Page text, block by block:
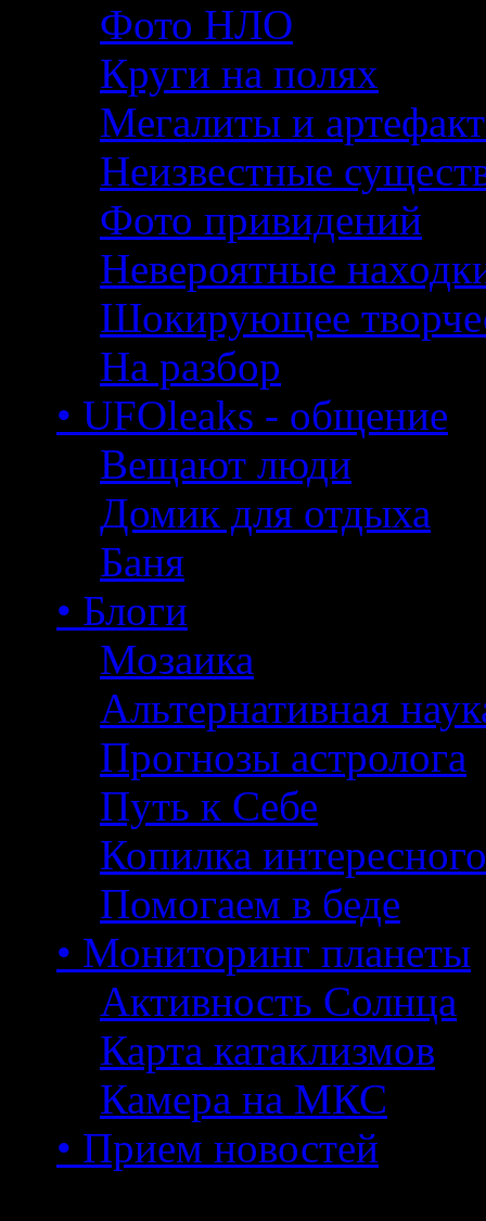
Фото НЛО
Круги на полях
Мегалиты и
Неизвестные
Фото привидений
Невероятные
Шокирующее
На разбор
• UFOleaks - общение
Вещают люди
Домик для отдыха
Баня
• Блоги
Мозаика
Альтернативная
Прогнозы астролога
Путь к Себе
Копилка интересного
Помогаем в беде
• Мониторинг планеты
Активность Солнца
Карта катаклизмов
Камера на МКС
• Прием новостей